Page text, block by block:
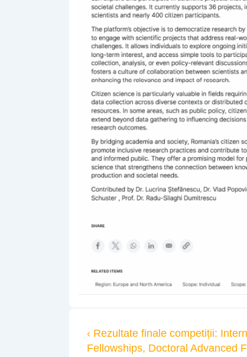
Navigare
Previous
Post
‹ Rezultate finale competiții:
Fellowships, Doctoral Advanced